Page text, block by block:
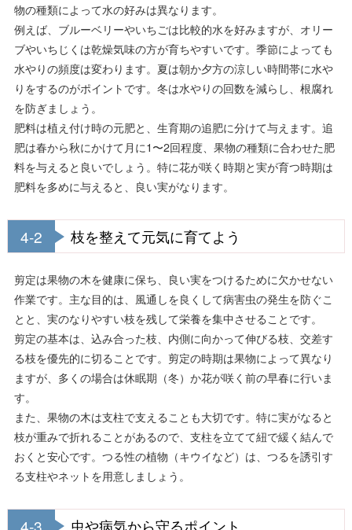
物の種類によって水の好みは異なります。
例えば、ブルーベリーやいちごは比較的水を好みますが、オリー
ブやいちじくは乾燥気味の方が育ちやすいです。季節によっても
水やりの頻度は変わります。夏は朝か夕方の涼しい時間帯に水や
りをするのがポイントです。冬は水やりの回数を減らし、根腐れ
を防ぎましょう。
肥料は植え付け時の元肥と、生育期の追肥に分けて与えます。追
肥は春から秋にかけて月に1〜2回程度、果物の種類に合わせた肥
料を与えると良いでしょう。特に花が咲く時期と実が育つ時期は
肥料を多めに与えると、良い実がなります。
4-2 枝を整えて元気に育てよう
剪定は果物の木を健康に保ち、良い実をつけるために欠かせない
作業です。主な目的は、風通しを良くして病害虫の発生を防ぐこ
とと、実のなりやすい枝を残して栄養を集中させることです。
剪定の基本は、込み合った枝、内側に向かって伸びる枝、交差す
る枝を優先的に切ることです。剪定の時期は果物によって異なり
ますが、多くの場合は休眠期（冬）か花が咲く前の早春に行いま
す。
また、果物の木は支柱で支えることも大切です。特に実がなると
枝が重みで折れることがあるので、支柱を立てて紐で緩く結んで
おくと安心です。つる性の植物（キウイなど）は、つるを誘引す
る支柱やネットを用意しましょう。
虫や病気から守るポイント